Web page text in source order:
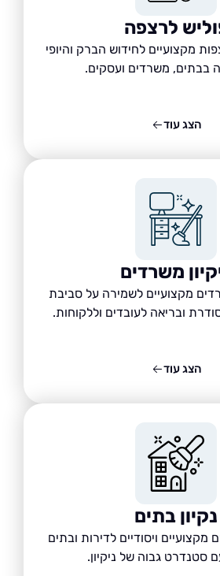
לרצפה
לחידוש הברק והיופי
משרדים ועסקים.
משרדים
לשמירה על סביבת
לעובדים וללקוחות.
בתים
ויסודיים לדירות ובתים
גבוה של ניקיון.